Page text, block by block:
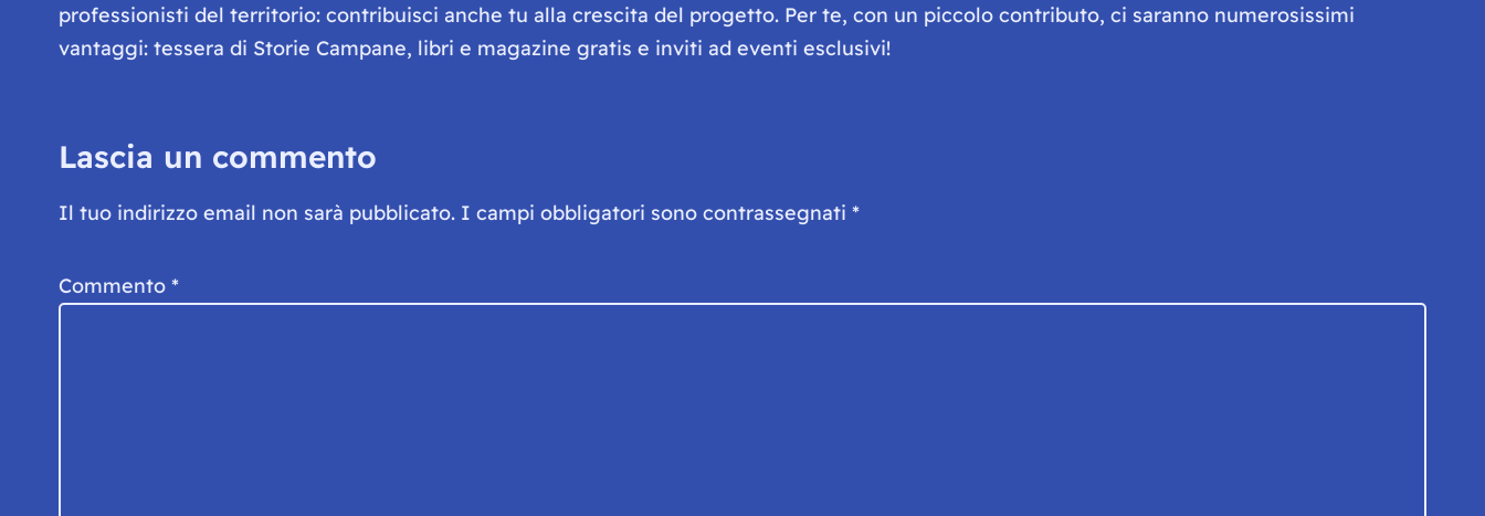
professionisti del territorio: contribuisci anche tu alla crescita del progetto. Per te, con un piccolo contributo, ci saranno numerosissimi
vantaggi: tessera di Storie Campane, libri e magazine gratis e inviti ad eventi esclusivi!
Lascia un commento
Il tuo indirizzo email non sarà pubblicato. I campi obbligatori sono contrassegnati *
Commento *